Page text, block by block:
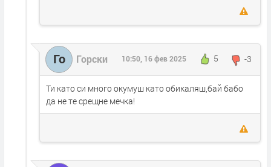
Го Горски 5 -3
10:50, 16 фев 2025
Ти като си много окумуш като обикаляш,бай бабо
да не те срещне мечка!